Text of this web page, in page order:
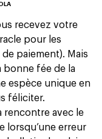
recevez votre
pour les
paiement). Mais
bonne fée de la
espèce unique en
féliciter.
rencontre avec le
lorsqu’une erreur